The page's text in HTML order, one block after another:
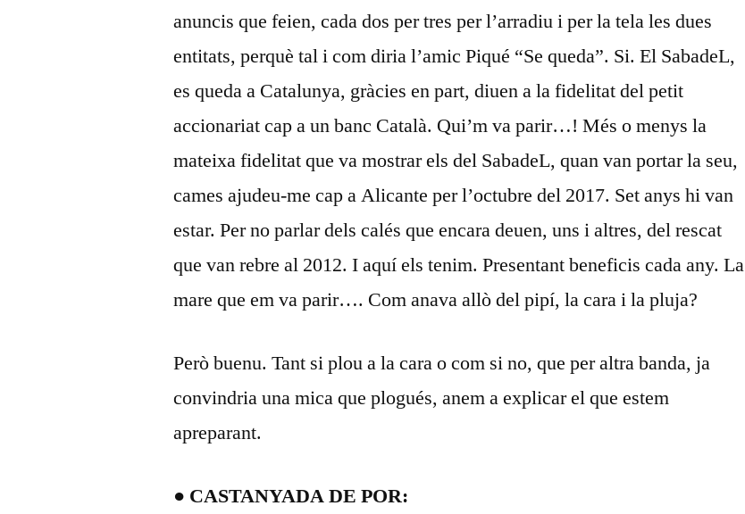
anuncis que feien, cada dos per tres per l’arradiu i per la tela les dues
entitats, perquè tal i com diria l’amic Piqué “Se queda”. Si. El SabadeL,
es queda a Catalunya, gràcies en part, diuen a la fidelitat del petit
accionariat cap a un banc Català. Qui’m va parir…! Més o menys la
mateixa fidelitat que va mostrar els del SabadeL, quan van portar la seu,
cames ajudeu-me cap a Alicante per l’octubre del 2017. Set anys hi van
estar. Per no parlar dels calés que encara deuen, uns i altres, del rescat
que van rebre al 2012. I aquí els tenim. Presentant beneficis cada any. La
mare que em va parir…. Com anava allò del pipí, la cara i la pluja?
Però buenu. Tant si plou a la cara o com si no, que per altra banda, ja
convindria una mica que plogués, anem a explicar el que estem
apreparant.
● CASTANYADA DE POR: